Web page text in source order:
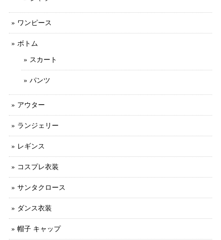
ワンピース
ボトム
スカート
パンツ
アウター
ランジェリー
レギンス
コスプレ衣装
サンタクロース
ダンス衣装
帽子 キャップ